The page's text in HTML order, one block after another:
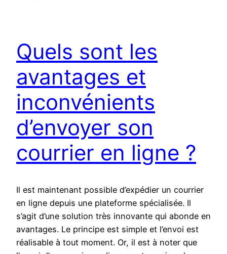
Quels sont les
avantages et
inconvénients
d’envoyer son
courrier en ligne ?
Il est maintenant possible d’expédier un courrier
en ligne depuis une plateforme spécialisée. Il
s’agit d’une solution très innovante qui abonde en
avantages. Le principe est simple et l’envoi est
réalisable à tout moment. Or, il est à noter que